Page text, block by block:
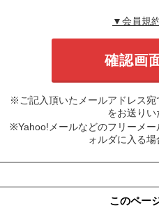
▼会員規
※ご記入頂いたメールアドレス
をお送りい
※Yahoo!メールなどのフリーメ
ォルダに入る場
このペー